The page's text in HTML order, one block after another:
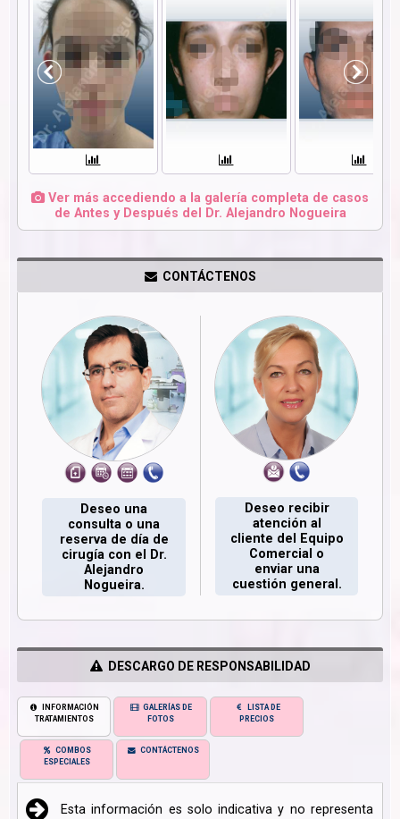
Ver más accediendo a la galería completa de casos
de Antes y Después del Dr. Alejandro Nogueira
CONTÁCTENOS
Deseo una
consulta o una
reserva de día de
cirugía con el Dr.
Alejandro
Nogueira.
Deseo recibir
atención al
cliente del Equipo
Comercial o
enviar una
cuestión general.
DESCARGO DE RESPONSABILIDAD
INFORMACIÓN
TRATAMIENTOS
GALERÍAS DE
FOTOS
LISTA DE
PRECIOS
COMBOS
ESPECIALES
CONTÁCTENOS
Esta información es solo indicativa y no representa